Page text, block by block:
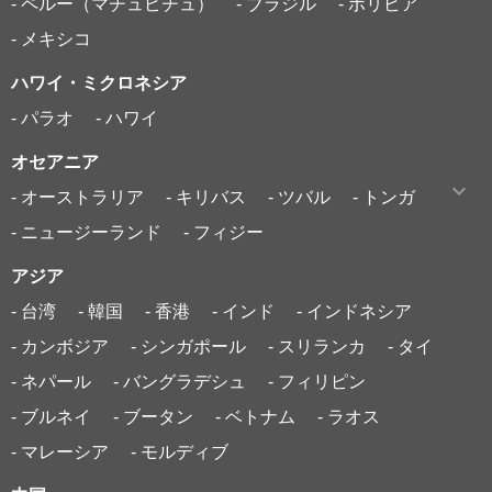
- メキシコ
ハワイ・ミクロネシア
- パラオ
- ハワイ
オセアニア
- オーストラリア
- キリバス - ツバル
- トンガ
- ニュージーランド
- フィジー
アジア
- 台湾
- 韓国 - 香港 - インド
- インドネシア
- カンボジア
- シンガポール - スリランカ
- タイ
- ネパール
- バングラデシュ
- フィリピン
- ブルネイ
- ブータン - ベトナム
- ラオス
- マレーシア
- モルディブ